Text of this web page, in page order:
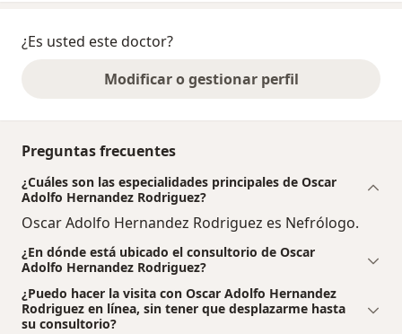
¿Es usted este doctor?
Modificar o gestionar perfil
Preguntas frecuentes
¿Cuáles son las especialidades principales de Oscar
Adolfo Hernandez Rodriguez?
Oscar Adolfo Hernandez Rodriguez es Nefrólogo.
¿En dónde está ubicado el consultorio de Oscar
Adolfo Hernandez Rodriguez?
¿Puedo hacer la visita con Oscar Adolfo Hernandez
Rodriguez en línea, sin tener que desplazarme hasta
su consultorio?